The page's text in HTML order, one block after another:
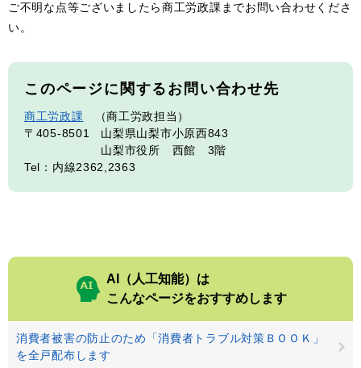
ご不明な点等ございましたら商工労政課までお問い合わせくださ
い。
このページに関するお問い合わせ先
商工労政課
商工労政担当
〒405-8501
山梨県山梨市小原西843
山梨市役所 西館 3階
Tel：内線2362,2363
AI（人工知能）は
こんなページをおすすめします
消費者被害の防止のため「消費者トラブル対策ＢＯＯＫ」
を全戸配布します